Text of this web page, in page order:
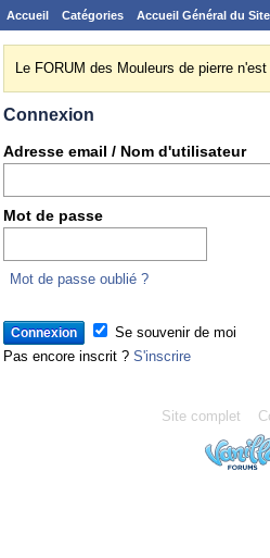
Accueil Catégories Accueil Général du Site
Le FORUM des Mouleurs de pierre
Connexion
Adresse email / Nom d'utilisateur
Mot de passe
Mot de passe oublié ?
Se souvenir de moi
Pas encore inscrit ? S'inscrire
Site complet